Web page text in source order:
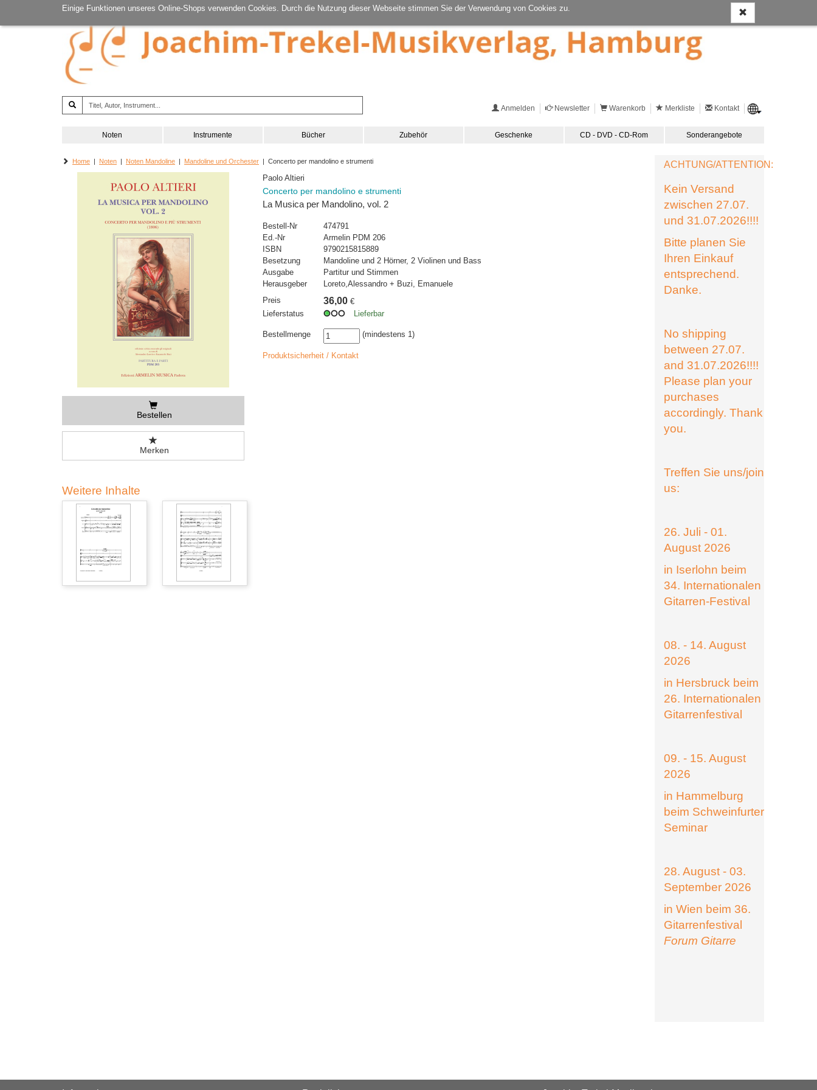
Einige Funktionen unseres Online-Shops verwenden Cookies. Durch die Nutzung dieser Webseite stimmen Sie der Verwendung von Cookies zu.
Anmelden Newsletter Warenkorb Merkliste Kontakt
Noten Instrumente Bücher Zubehör Geschenke CD - DVD - CD-Rom Sonderangebote
Home | Noten | Noten Mandoline | Mandoline und Orchester | Concerto per mandolino e strumenti
Bestellen
Merken
Paolo Altieri
Concerto per mandolino e strumenti
La Musica per Mandolino, vol. 2
Bestell-Nr
474791
Ed.-Nr
Armelin PDM 206
ISBN
9790215815889
Besetzung
Mandoline und 2 Hörner, 2 Violinen und Bass
Ausgabe
Partitur und Stimmen
Herausgeber
Loreto,Alessandro + Buzi, Emanuele
Preis
36,00 €
Lieferstatus
Lieferbar
Bestellmenge (mindestens 1)
Produktsicherheit / Kontakt
Weitere Inhalte
ACHTUNG/ATTENTION:
Kein Versand
zwischen 27.07.
und 31.07.2026!!!!
Bitte planen Sie
Ihren Einkauf
entsprechend.
Danke.
No shipping
between 27.07.
and 31.07.2026!!!!
Please plan your
purchases
accordingly. Thank
you.
Treffen Sie uns/join
us:
26. Juli - 01.
August 2026
in Iserlohn beim
34. Internationalen
Gitarren-Festival
08. - 14. August
2026
in Hersbruck beim
26. Internationalen
Gitarrenfestival
09. - 15. August
2026
in Hammelburg
beim Schweinfurter
Seminar
28. August - 03.
September 2026
in Wien beim 36.
Gitarrenfestival
Forum Gitarre